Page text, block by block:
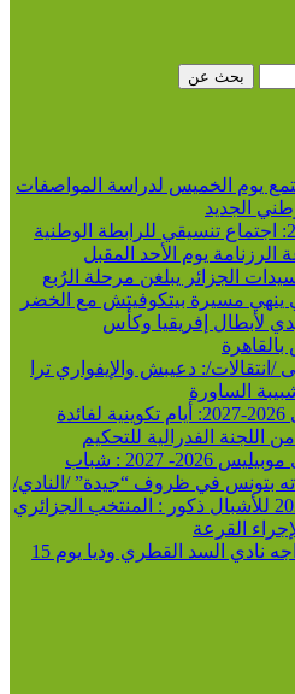
بحث عن
يوم الخميس لدراسة المواصفات
الجديد
الرابطة الثانية 2026-2027: اجتماع تنسيقي للرابطة الوطنية
يوم الأحد المقبل
ينهي مسيرة بيتكوفيتش مع الخضر
لأبطال إفريقيا وكأس
بالقاهرة
/انتقالات/: دعيبش والإيفواري ترا
الساورة
كرة القدم/الرابطة الأولى 2026-2027: أيام تكوينية لفائدة
اللجنة الفدرالية للتحكيم
كرة القدم/الرابطة الأولى موبيليس 2026- 2027 : شباب
بتونس في ظروف “جيدة” /النادي/
كرة اليد/كأس أفريقيا-2026 للأشبال ذكور : المنتخب الجزائري
القرعة
فريق مولودية الجزائر يواجه نادي السد القطري وديا يوم 15